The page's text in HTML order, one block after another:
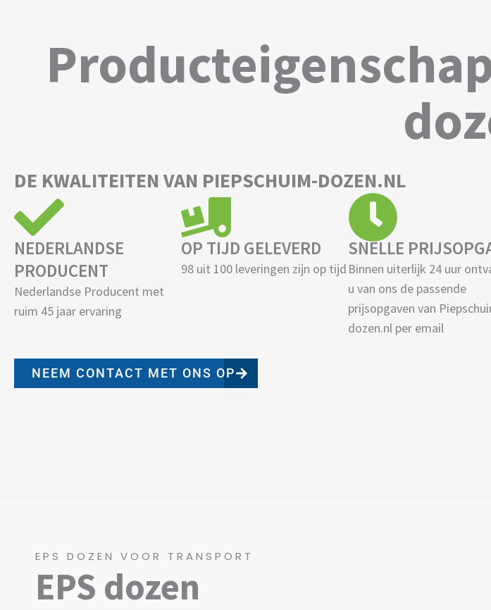
DE KWALITEITEN VAN PIEPSCHUIM-DOZEN.NL
NEDERLANDSE
PRODUCENT
Nederlandse Producent met
ruim 45 jaar ervaring
OP TIJD GELEVERD
98 uit 100 leveringen zijn op tijd
SNELLE
Binnen uiterlijk 24 uur
u van ons de passende
prijsopgaven van
dozen.nl per email
NEEM CONTACT MET ONS OP
EPS DOZEN VOOR TRANSPORT
EPS dozen